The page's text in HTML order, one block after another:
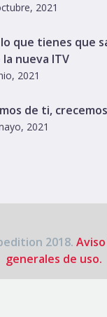
2021
que tienes que
nueva ITV
2021
de ti,
2021
2018.
generales de uso.